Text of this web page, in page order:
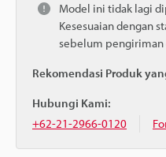
Model ini tidak lagi
Kesesuaian dengan
sebelum pengiriman
Rekomendasi Produk
Hubungi Kami:
+62-21-2966-0120